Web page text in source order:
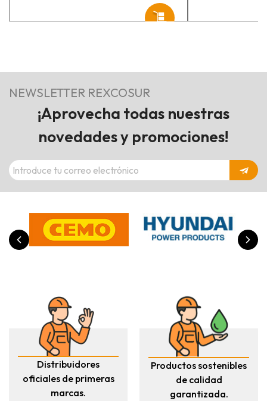
NEWSLETTER REXCOSUR
¡Aprovecha todas nuestras
novedades y promociones!
Distribuidores
oficiales de primeras
marcas.
Productos sostenibles
de calidad
garantizada.